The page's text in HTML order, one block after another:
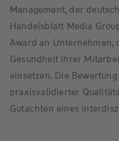
Management, der
Handelsblatt Media
Award an
Gesundheit ihrer
einsetzen. Die
praxisvalidierter
Gutachten eines